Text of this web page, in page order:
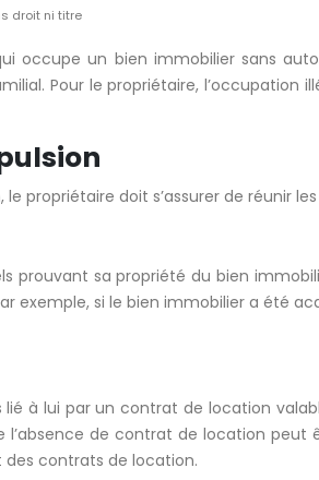
droit ni titre
occupe un bien immobilier sans
Pour le propriétaire,
propriétaire doit s’assurer de réunir
sa propriété du bien
exemple, si le bien immobilier a été
lié à lui par un contrat de location
l’absence de contrat de location
des contrats de location.